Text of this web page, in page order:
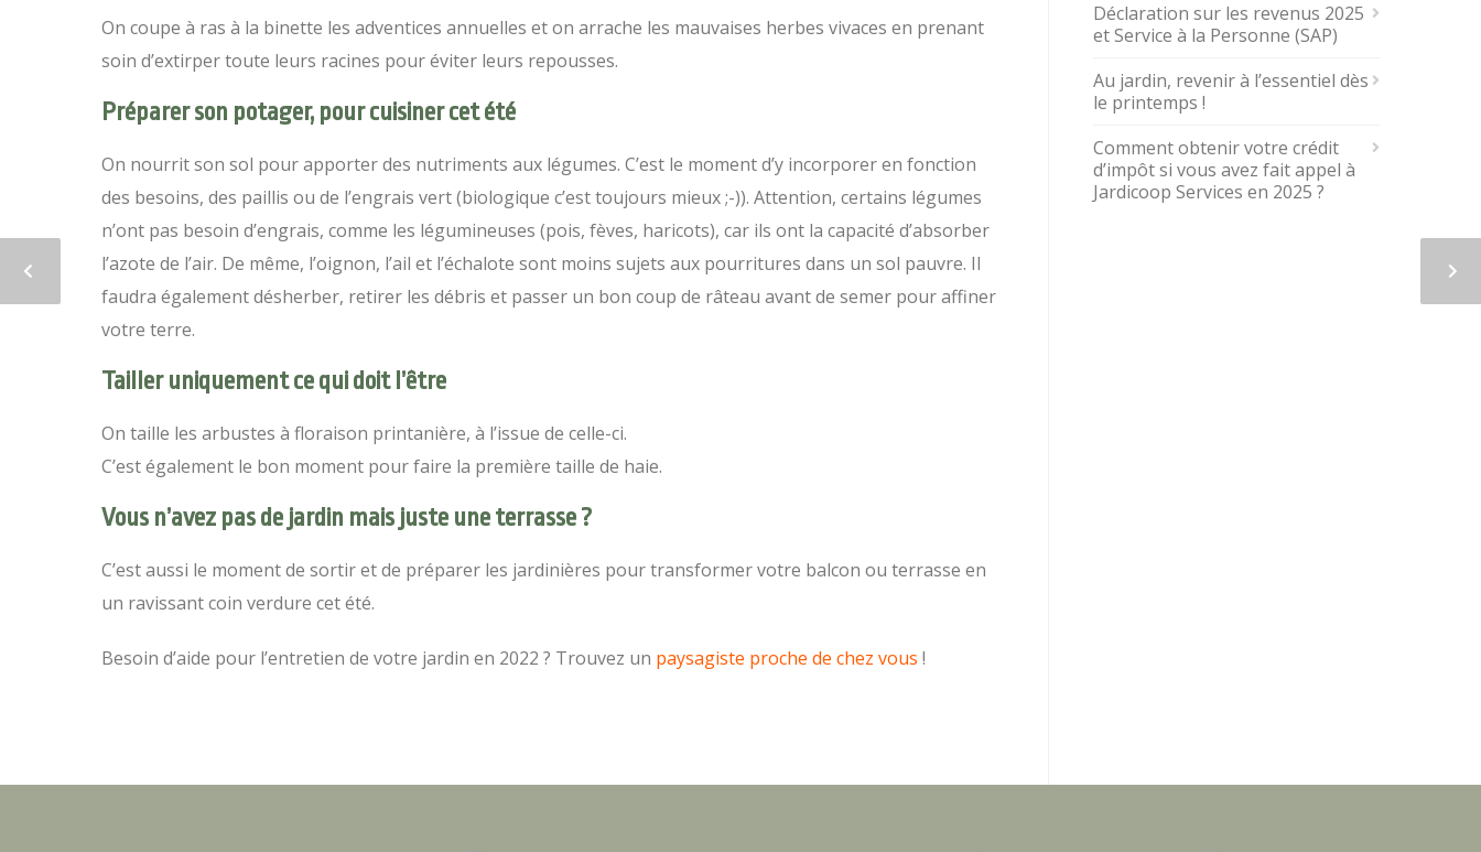
On coupe à ras à la binette les adventices annuelles et on arrache les mauvaises herbes vivaces en prenant
soin d’extirper toute leurs racines pour éviter leurs repousses.
Préparer son potager, pour cuisiner cet été
On nourrit son sol pour apporter des nutriments aux légumes. C’est le moment d’y incorporer en fonction
des besoins, des paillis ou de l’engrais vert (biologique c’est toujours mieux ;-)). Attention, certains légumes
n’ont pas besoin d’engrais, comme les légumineuses (pois, fèves, haricots), car ils ont la capacité d’absorber
l’azote de l’air. De même, l’oignon, l’ail et l’échalote sont moins sujets aux pourritures dans un sol pauvre. Il
faudra également désherber, retirer les débris et passer un bon coup de râteau avant de semer pour affiner
votre terre.
Tailler uniquement ce qui doit l’être
On taille les arbustes à floraison printanière, à l’issue de celle-ci.
C’est également le bon moment pour faire la première taille de haie.
Vous n’avez pas de jardin mais juste une terrasse ?
C’est aussi le moment de sortir et de préparer les jardinières pour transformer votre balcon ou terrasse en
un ravissant coin verdure cet été.
Besoin d’aide pour l’entretien de votre jardin en 2022 ? Trouvez un paysagiste proche de chez vous !
Déclaration sur les revenus 2025
et Service à la Personne (SAP)
Au jardin, revenir à l’essentiel dès
le printemps !
Comment obtenir votre crédit
d’impôt si vous avez fait appel à
Jardicoop Services en 2025 ?